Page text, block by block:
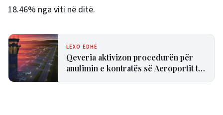
18.46% nga viti në ditë.
LEXO EDHE
Qeveria aktivizon procedurën për
anulimin e kontratës së Aeroportit të